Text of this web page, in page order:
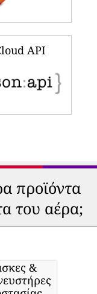
API
προϊόντα
του αέρα;
&